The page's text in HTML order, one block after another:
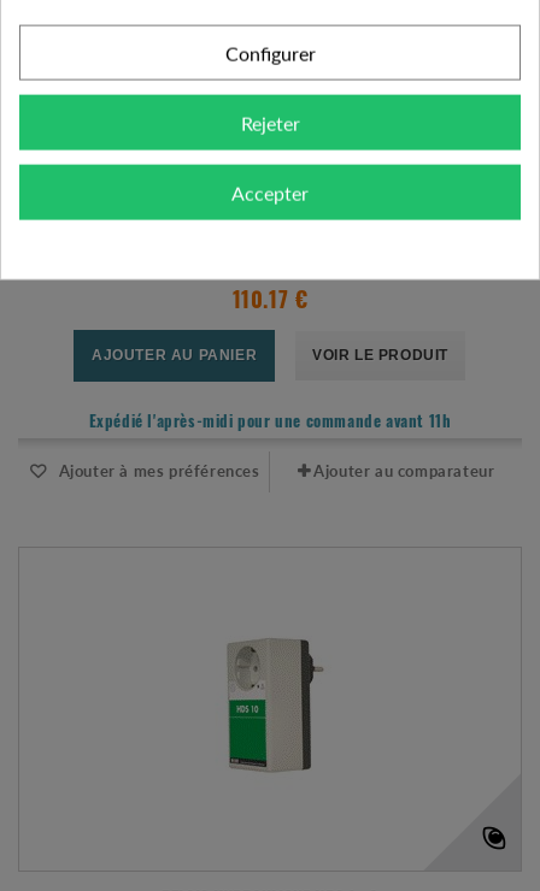
110.17 €
AJOUTER AU PANIER VOIR LE PRODUIT
Expédié l'après-midi pour une commande avant 11h
Ajouter à mes préférences Ajouter au comparateur
Configurer
Rejeter
Accepter